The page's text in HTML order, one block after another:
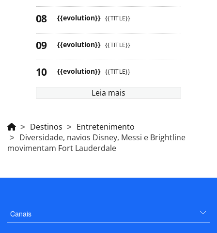
{{evolution}} {{TITLE}}
{{evolution}} {{TITLE}}
{{evolution}} {{TITLE}}
{{evolution}} {{TITLE}}
{{TITLE}}
Leia mais
Destinos
Entretenimento